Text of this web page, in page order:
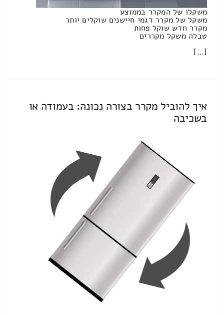
משקלו של המקרר בממוצע
משקל של מקרר דגמי חיישנים שוקלים יותר
מקרר חדש שוקל פחות
טבלה משקל מקררים
[…]
איך להוביל מקרר בצורה נכונה: בעמודה או
בשכיבה